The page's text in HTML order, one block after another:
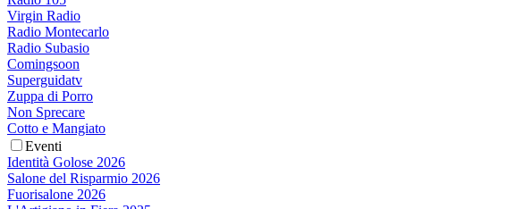
Virgin Radio
Radio Montecarlo
Radio Subasio
Comingsoon
Superguidatv
Zuppa di Porro
Non Sprecare
Cotto e Mangiato
Eventi
Identità Golose 2026
Salone del Risparmio 2026
Fuorisalone 2026